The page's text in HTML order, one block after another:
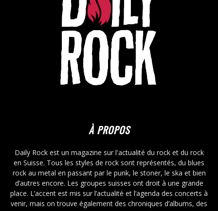
À PROPOS
Daily Rock est un magazine sur l'actualité du rock et du rock
en Suisse. Tous les styles de rock sont représentés, du blues
rock au metal en passant par le punk, le stoner, le ska et bien
d’autres encore. Les groupes suisses ont droit à une grande
place. L’accent est mis sur l’actualité et l’agenda des concerts à
venir, mais on trouve également des chroniques d’albums, des